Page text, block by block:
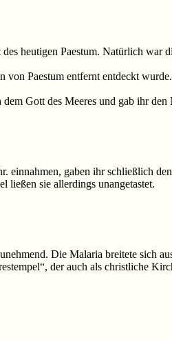
heutigen Paestum. Natürlich war
Paestum entfernt entdeckt
Gott des Meeres und gab ihr den
gaben ihr schließlich
ließen sie allerdings unangetastet.
Die Malaria breitete sich
der auch als christliche